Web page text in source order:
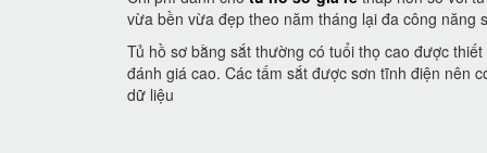
vừa bền vừa đẹp theo năm tháng lại đa công năng
Tủ hồ sơ bằng sắt thường có tuổi thọ cao được
đánh giá cao. Các tấm sắt được sơn tĩnh điện nên
dữ liệu